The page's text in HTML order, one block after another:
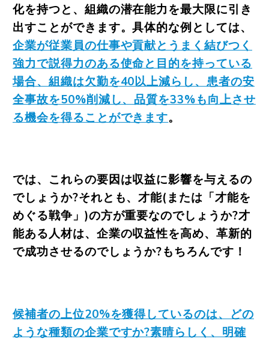
化を持つと、組織の潜在能力を最大限に引き
出すことができます。具体的な例としては、
企業が従業員の仕事や貢献とうまく結びつく
強力で説得力のある使命と目的を持っている
場合、組織は欠勤を40以上減らし、患者の安
全事故を50%削減し、品質を33%も向上させ
る機会を得ることができます。
では、これらの要因は収益に影響を与えるの
でしょうか?それとも、才能(または「才能を
めぐる戦争」)の方が重要なのでしょうか?才
能ある人材は、企業の収益性を高め、革新的
で成功させるのでしょうか?もちろんです！
候補者の上位20%を獲得しているのは、どの
ような種類の企業ですか?素晴らしく、明確